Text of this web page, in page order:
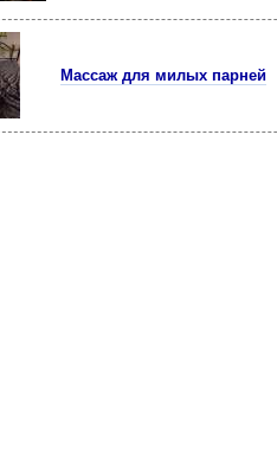
Массаж для милых парней